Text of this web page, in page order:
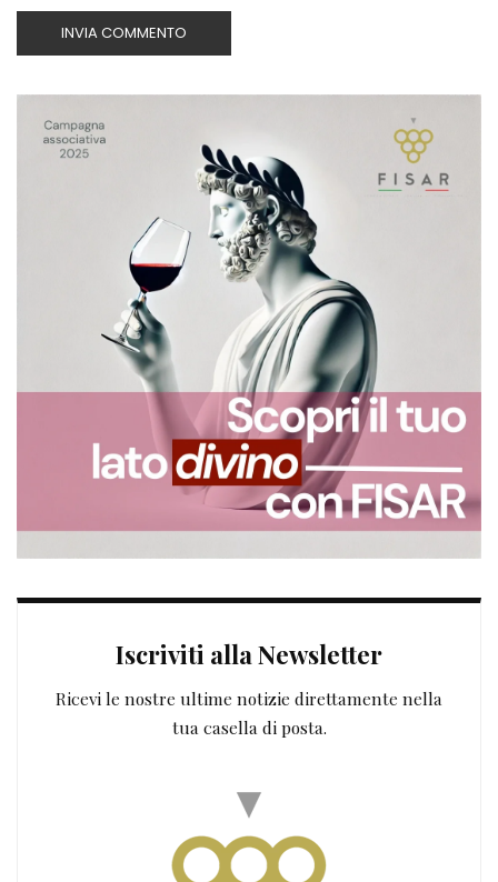
Iscriviti alla Newsletter
Ricevi le nostre ultime notizie direttamente nella
tua casella di posta.